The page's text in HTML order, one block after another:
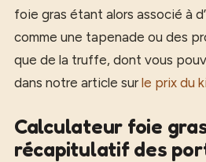
foie gras étant alors associé à
comme une tapenade ou des
que de la truffe, dont vous
dans notre article sur le prix du
Calculateur foie
récapitulatif des